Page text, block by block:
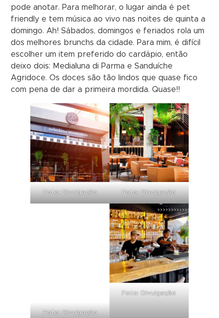
pode anotar. Para melhorar, o lugar ainda é pet
friendly e tem música ao vivo nas noites de quinta a
domingo. Ah! Sábados, domingos e feriados rola um
dos melhores brunchs da cidade. Para mim, é difícil
escolher um item preferido do cardápio, então
deixo dois: Medialuna di Parma e Sanduíche
Agridoce. Os doces são tão lindos que quase fico
com pena de dar a primeira mordida. Quase!!
Foto: Divulgação Foto: Divulgação
Foto: Divulgação
Foto: Divulgação